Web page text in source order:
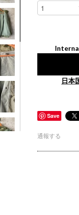
日本
Save
通報する